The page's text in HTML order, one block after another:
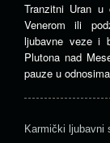
Tranzitni Uran u
Venerom ili
ljubavne veze i
Plutona nad
pauze u
Karmički ljubavni